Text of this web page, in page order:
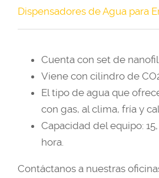
Dispensadores de Agua para
Cuenta con set de
Viene con cilindro de
El tipo de agua que
con gas, al clima, fría y
Capacidad del equipo:
hora.
Contáctanos a nuestras